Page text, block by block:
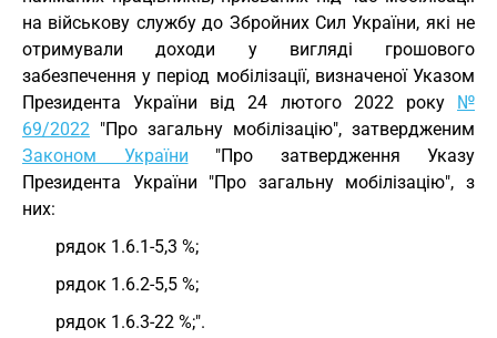
на військову службу до Збройних Сил України, які не
отримували доходи у вигляді грошового
забезпечення у період мобілізації, визначеної Указом
Президента України від 24 лютого 2022 року №
69/2022 "Про загальну мобілізацію", затвердженим
Законом України "Про затвердження Указу
Президента України "Про загальну мобілізацію", з
них:
рядок 1.6.1-5,3 %;
рядок 1.6.2-5,5 %;
рядок 1.6.3-22 %;".